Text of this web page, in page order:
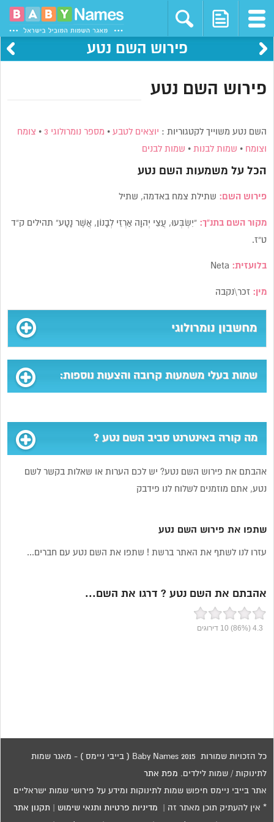
פירוש השם נטע
פירוש השם נטע
השם נטע משוייך לקטגוריות : יוצאים לטבע • מספר נומרולוגי 3 • צומח
וצומח • שמות לבנות • שמות לבנים
הכל על משמעות השם נטע
פירוש השם: שתילת צמח באדמה, שתיל
מקור השם בתנ”ך:“יִשְׂבְּעוּ, עֲצֵי יְהוָה אַרְזֵי לְבָנוֹן, אֲשֶׁר נָטָע” תהילים ק”ד
ט”ז.
בלועזית:
מין: זכר\נקבה
מחשבון נומרולוגי
שמות בעלי משמעות קרובה והצעות נוספות:
מה קורה באינטרנט סביב השם נטע ?
אהבתם את פירוש השם נטע? יש לכם הערות או שאלות בקשר לשם
נטע, אתם מוזמנים לשלוח לנו פידבק
שתפו את פירוש השם נטע
עזרו לנו לשתף את האתר ברשת ! שתפו את השם נטע עם חברים...
אהבתם את השם נטע ? דרגו את השם...
4.3
(86%)
10 דירוגים
כל הזכויות שמורות 2015 Baby Names ( בייבי ניימס ) - מאגר שמות
לתינוקות / שמות לילדים. מפת אתר
אתר בייבי ניימס חיפוש שמות לתינוקות ומידע על פירושי שמות ישראליים
* אין להעתיק תוכן מאתר זה | מדיניות פרטיות ותנאי שימוש תקנון אתר